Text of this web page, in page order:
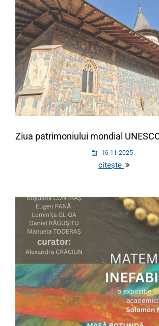
Ziua patrimoniului mondial
16-11-2025
citește